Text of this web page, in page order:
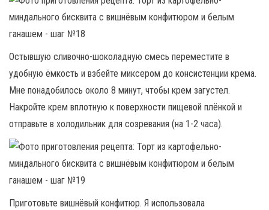
Остывшую сливочно-шоколадную смесь переместите в
удобную ёмкость и взбейте миксером до консистенции крема.
Мне понадобилось около 8 минут, чтобы крем загустел.
Накройте крем вплотную к поверхности пищевой плёнкой и
отправьте в холодильник для созревания (на 1-2 часа).
Приготовьте вишнёвый конфитюр. Я использовала